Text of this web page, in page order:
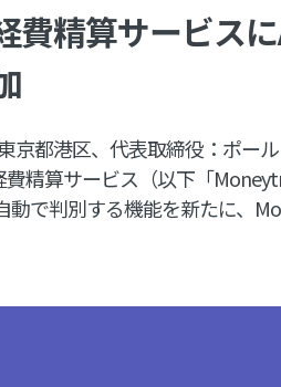
精算サービス
京都港区、代表取締役：ポー
精算サービス（以下「
動で判別する機能を新たに、